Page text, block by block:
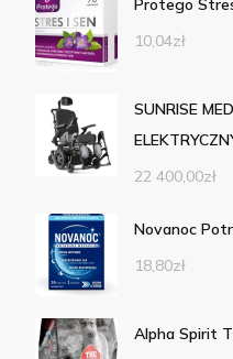
Protego
10,04zł
SUNRISE
22 400,00zł
Novanoc
18,80zł
Alpha Spirit